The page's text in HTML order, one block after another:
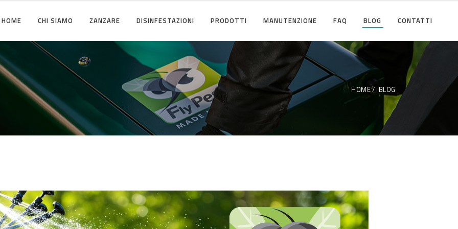
HOME CHI SIAMO ZANZARE DISINFESTAZIONI PRODOTTI MANUTENZIONE FAQ BLOG CONTATTI
HOME BLOG